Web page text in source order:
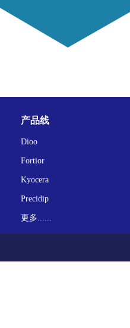
产品线
Dioo
Fortior
Kyocera
Precidip
更多......